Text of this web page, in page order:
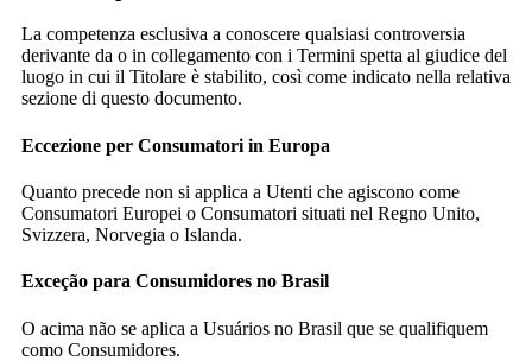
La competenza esclusiva a conoscere qualsiasi controversia
derivante da o in collegamento con i Termini spetta al giudice del
luogo in cui il Titolare è stabilito, così come indicato nella relativa
sezione di questo documento.
Eccezione per Consumatori in Europa
Quanto precede non si applica a Utenti che agiscono come
Consumatori Europei o Consumatori situati nel Regno Unito,
Svizzera, Norvegia o Islanda.
Exceção para Consumidores no Brasil
O acima não se aplica a Usuários no Brasil que se qualifiquem
como Consumidores.